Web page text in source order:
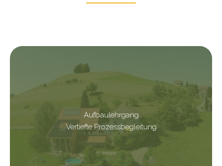
Aufbaulehrgang
Vertiefte Prozessbegleitung